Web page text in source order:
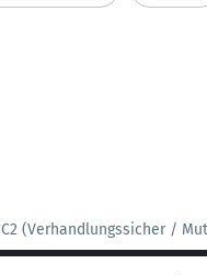
C2 (Verhandlungssicher /